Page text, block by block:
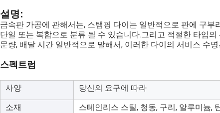
설명:
금속판 가공에 관해서는, 스탬핑 다이는 일반적으로 판에 구
단일 또는 복합으로 분류 될 수 있습니다.그리고 적절한 타입
문량, 배달 시간 일반적으로 말해서, 이러한 다이의 서비스 수
스펙트럼
사양 당신의 요구에 따라
소재 스테인리스 스틸, 청동, 구리, 알루미늄,